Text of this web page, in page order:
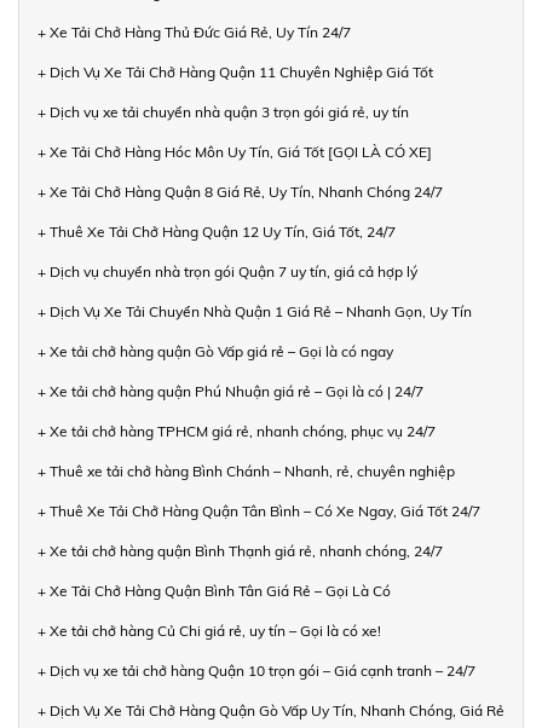
+ Xe Tải Chở Hàng Thủ Đức Giá Rẻ, Uy Tín 24/7
+ Dịch Vụ Xe Tải Chở Hàng Quận 11 Chuyên Nghiệp Giá Tốt
+ Dịch vụ xe tải chuyển nhà quận 3 trọn gói giá rẻ, uy tín
+ Xe Tải Chở Hàng Hóc Môn Uy Tín, Giá Tốt [GỌI LÀ CÓ XE]
+ Xe Tải Chở Hàng Quận 8 Giá Rẻ, Uy Tín, Nhanh Chóng 24/7
+ Thuê Xe Tải Chở Hàng Quận 12 Uy Tín, Giá Tốt, 24/7
+ Dịch vụ chuyển nhà trọn gói Quận 7 uy tín, giá cả hợp lý
+ Dịch Vụ Xe Tải Chuyển Nhà Quận 1 Giá Rẻ – Nhanh Gọn, Uy Tín
+ Xe tải chở hàng quận Gò Vấp giá rẻ – Gọi là có ngay
+ Xe tải chở hàng quận Phú Nhuận giá rẻ – Gọi là có | 24/7
+ Xe tải chở hàng TPHCM giá rẻ, nhanh chóng, phục vụ 24/7
+ Thuê xe tải chở hàng Bình Chánh – Nhanh, rẻ, chuyên nghiệp
+ Thuê Xe Tải Chở Hàng Quận Tân Bình – Có Xe Ngay, Giá Tốt 24/7
+ Xe tải chở hàng quận Bình Thạnh giá rẻ, nhanh chóng, 24/7
+ Xe Tải Chở Hàng Quận Bình Tân Giá Rẻ – Gọi Là Có
+ Xe tải chở hàng Củ Chi giá rẻ, uy tín – Gọi là có xe!
+ Dịch vụ xe tải chở hàng Quận 10 trọn gói – Giá cạnh tranh – 24/7
+ Dịch Vụ Xe Tải Chở Hàng Quận Gò Vấp Uy Tín, Nhanh Chóng, Giá Rẻ